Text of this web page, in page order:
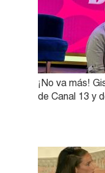
¡No va más!
de Canal 13 y